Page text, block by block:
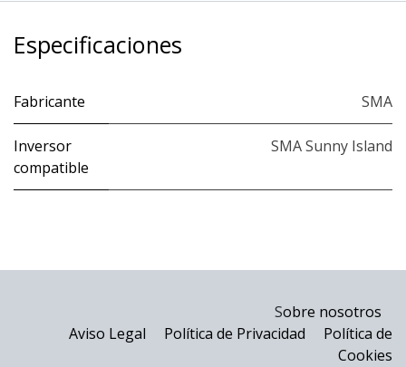
Especificaciones
Fabricante SMA
Inversor
compatible
SMA Sunny Island
Sobre nosotros
Aviso Legal
Política de Privacidad
Política de
Cookies